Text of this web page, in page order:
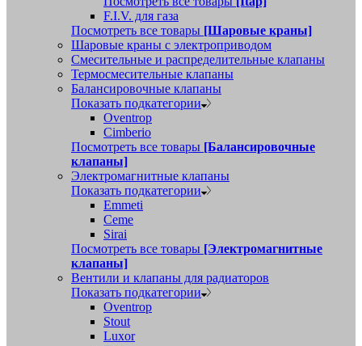
F.I.V. для газа
Посмотреть все товары [Шаровые краны]
Шаровые краны с электроприводом
Смесительные и распределительные клапаны
Термосмесительные клапаны
Балансировочные клапаны
Показать подкатегории
Oventrop
Cimberio
Посмотреть все товары [Балансировочные
клапаны]
Электромагнитные клапаны
Показать подкатегории
Emmeti
Ceme
Sirai
Посмотреть все товары [Электромагнитные
клапаны]
Вентили и клапаны для радиаторов
Показать подкатегории
Oventrop
Stout
Luxor